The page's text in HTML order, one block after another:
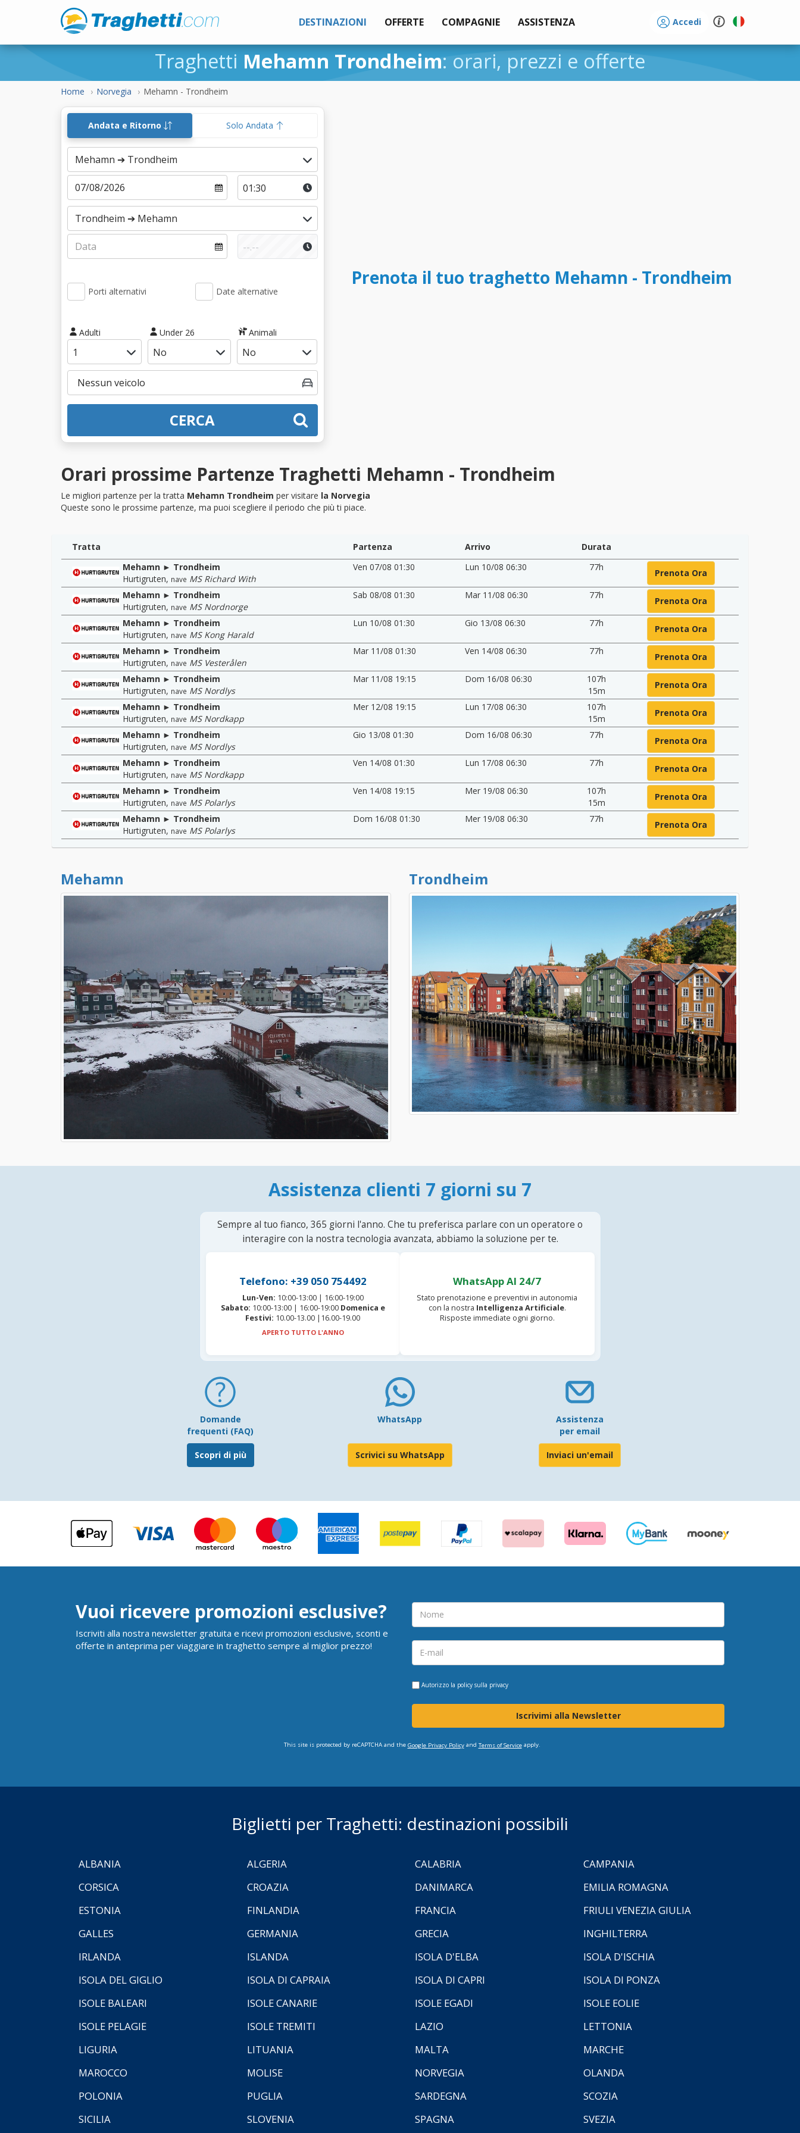
DESTINAZIONI OFFERTE COMPAGNIE ASSISTENZA Accedi
Traghetti Mehamn Trondheim: orari, prezzi e offerte
Home Norvegia Mehamn - Trondheim
Andata e Ritorno Solo Andata
Porti alternativi Date alternative
Adulti Under 26 Animali
CERCA
Prenota il tuo traghetto Mehamn - Trondheim
Orari prossime Partenze Traghetti Mehamn - Trondheim
Le migliori partenze per la tratta Mehamn Trondheim per visitare la Norvegia
Queste sono le prossime partenze, ma puoi scegliere il periodo che più ti piace.
Tratta Partenza Arrivo
Durata
Mehamn ► Trondheim
Hurtigruten, nave MS Richard With
Ven 07/08 01:30 Lun 10/08 06:30 77h
Prenota Ora
Mehamn ► Trondheim
Hurtigruten, nave MS Nordnorge
Sab 08/08 01:30 Mar 11/08 06:30 77h
Prenota Ora
Mehamn ► Trondheim
Hurtigruten, nave MS Kong Harald
Lun 10/08 01:30 Gio 13/08 06:30 77h
Prenota Ora
Mehamn ► Trondheim
Hurtigruten, nave MS Vesterålen
Mar 11/08 01:30 Ven 14/08 06:30 77h
Prenota Ora
Mehamn ► Trondheim
Hurtigruten, nave MS Nordlys
Mar 11/08 19:15 Dom 16/08 06:30
107h
15m
Prenota Ora
Mehamn ► Trondheim
Hurtigruten, nave MS Nordkapp
Mer 12/08 19:15 Lun 17/08 06:30
107h
15m
Prenota Ora
Mehamn ► Trondheim
Hurtigruten, nave MS Nordlys
Gio 13/08 01:30 Dom 16/08 06:30 77h
Prenota Ora
Mehamn ► Trondheim
Hurtigruten, nave MS Nordkapp
Ven 14/08 01:30 Lun 17/08 06:30 77h
Prenota Ora
Mehamn ► Trondheim
Hurtigruten, nave MS Polarlys
Ven 14/08 19:15 Mer 19/08 06:30
107h
15m
Prenota Ora
Mehamn ► Trondheim
Hurtigruten, nave MS Polarlys
Dom 16/08 01:30 Mer 19/08 06:30 77h
Prenota Ora
Mehamn Trondheim
Assistenza clienti 7 giorni su 7
Sempre al tuo fianco, 365 giorni l'anno. Che tu preferisca parlare con un operatore o
interagire con la nostra tecnologia avanzata, abbiamo la soluzione per te.
Telefono: +39 050 754492
Lun-Ven: 10:00-13:00 | 16:00-19:00
Sabato: 10:00-13:00 | 16:00-19:00 Domenica e
Festivi: 10.00-13.00 |16.00-19.00
APERTO TUTTO L'ANNO
WhatsApp AI 24/7
Stato prenotazione e preventivi in autonomia
con la nostra Intelligenza Artificiale.
Risposte immediate ogni giorno.
Domande
frequenti (FAQ)
Scopri di più
WhatsApp
Scrivici su WhatsApp
Assistenza
per email
Inviaci un'email
Vuoi ricevere promozioni esclusive?
Iscriviti alla nostra newsletter gratuita e ricevi promozioni esclusive, sconti e
offerte in anteprima per viaggiare in traghetto sempre al miglior prezzo!
Autorizzo la policy sulla privacy
Iscrivimi alla Newsletter
This site is protected by reCAPTCHA and the Google Privacy Policyand Terms of Serviceapply.
Biglietti per Traghetti: destinazioni possibili
ALBANIA ALGERIA CALABRIA
CAMPANIA
CORSICA
CROAZIA DANIMARCA
EMILIA ROMAGNA
ESTONIA
FINLANDIA FRANCIA
FRIULI VENEZIA GIULIA
GALLES
GERMANIA GRECIA
INGHILTERRA
IRLANDA
ISLANDA ISOLA D'ELBA
ISOLA D'ISCHIA
ISOLA DEL GIGLIO
ISOLA DI CAPRAIA ISOLA DI CAPRI
ISOLA DI PONZA
ISOLE BALEARI
ISOLE CANARIE ISOLE EGADI
ISOLE EOLIE
ISOLE PELAGIE
ISOLE TREMITI LAZIO
LETTONIA
LIGURIA
LITUANIA MALTA
MARCHE
MAROCCO
MOLISE NORVEGIA
OLANDA
POLONIA
PUGLIA SARDEGNA
SCOZIA
SICILIA
SLOVENIA SPAGNA SVEZIA